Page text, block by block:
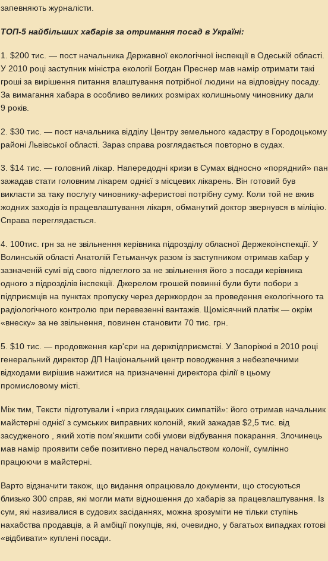
запевняють журналісти.
ТОП-5 найбільших хабарів за отримання посад в Україні:
1. $200 тис. — пост начальника Державної екологічної інспекції в Одеській області.
У 2010 році заступник міністра екології Богдан Преснер мав намір отримати такі
гроші за вирішення питання влаштування потрібної людини на відповідну посаду.
За вимагання хабара в особливо великих розмірах колишньому чиновнику дали
9 років.
2. $30 тис. — пост начальника відділу Центру земельного кадастру в Городоцькому
районі Львівської області. Зараз справа розглядається повторно в судах.
3. $14 тис. — головний лікар. Напередодні кризи в Сумах відносно «порядний» пан
зажадав стати головним лікарем однієї з місцевих лікарень. Він готовий був
викласти за таку послугу чиновнику-аферистові потрібну суму. Коли той не вжив
жодних заходів із працевлаштування лікаря, обманутий доктор звернувся в міліцію.
Справа переглядається.
4. 100тис. грн за не звільнення керівника підрозділу обласної Держекоінспекції. У
Волинській області Анатолій Гетьманчук разом із заступником отримав хабар у
зазначеній сумі від свого підлеглого за не звільнення його з посади керівника
одного з підрозділів інспекції. Джерелом грошей повинні були бути побори з
підприємців на пунктах пропуску через держкордон за проведення екологічного та
радіологічного контролю при перевезенні вантажів. Щомісячний платіж — окрім
«внеску» за не звільнення, повинен становити 70 тис. грн.
5. $10 тис. — продовження кар'єри на держпідприємстві. У Запоріжжі в 2010 році
генеральний директор ДП Національний центр поводження з небезпечними
відходами вирішив нажитися на призначенні директора філії в цьому
промисловому місті.
Між тим, Тексти підготували і «приз глядацьких симпатій»: його отримав начальник
майстерні однієї з сумських виправних колоній, який зажадав $2,5 тис. від
засудженого , який хотів пом'якшити собі умови відбування покарання. Злочинець
мав намір проявити себе позитивно перед начальством колонії, сумлінно
працюючи в майстерні.
Варто відзначити також, що видання опрацювало документи, що стосуються
близько 300 справ, які могли мати відношення до хабарів за працевлаштування. Із
сум, які називалися в судових засіданнях, можна зрозуміти не тільки ступінь
нахабства продавців, а й амбіції покупців, які, очевидно, у багатьох випадках готові
«відбивати» куплені посади.